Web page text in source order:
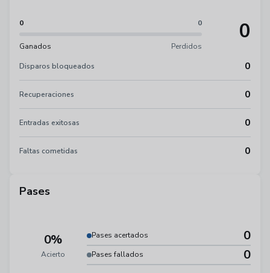
0 0
Ganados Perdidos
0
Disparos bloqueados 0
Recuperaciones 0
Entradas exitosas 0
Faltas cometidas 0
Pases
0%
Acierto
Pases acertados 0
Pases fallados 0